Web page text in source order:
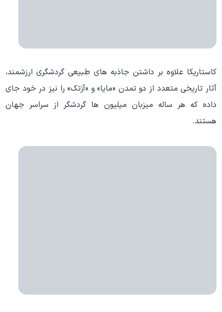
کاستاریکا علاوه بر داشتن جاذبه های طبیعی گردشگری ارزشمند،
آثار تاریخی متعدد از دو تمدن «مایا» و «آزتک» را نیز در خود جای
داده که هر ساله میزبان میلیون ها گردشگر از سراسر جهان
هستند.